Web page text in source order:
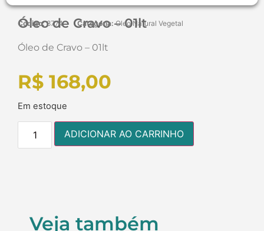
Óleo de Cravo – 01lt
Código:8774 Categoria: Oleo Natural Vegetal
Óleo de Cravo – 01lt
R$ 168,00
Em estoque
ADICIONAR AO CARRINHO
Veja também